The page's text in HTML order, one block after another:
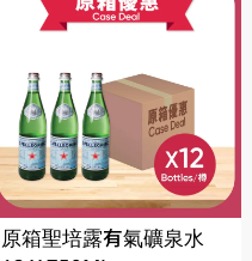
原箱聖培露有氣礦泉水